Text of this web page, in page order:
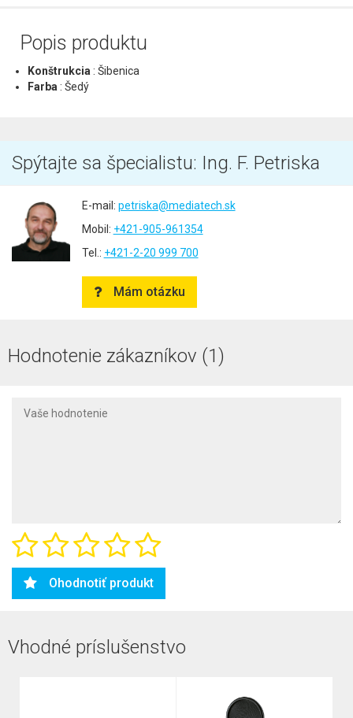
Popis produktu
Konštrukcia : Šibenica
Farba : Šedý
Spýtajte sa špecialistu: Ing. F. Petriska
E-mail: petriska@mediatech.sk
Mobil: +421-905-961354
Tel.: +421-2-20 999 700
Mám otázku
Hodnotenie zákazníkov (1)
Ohodnotiť produkt
Vhodné príslušenstvo